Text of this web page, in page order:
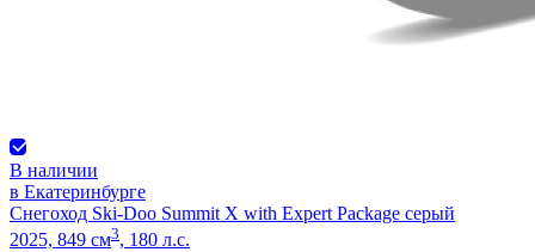
В наличии
в Екатеринбурге
Снегоход Ski-Doo Summit X with Expert Package серый
2025, 849 см3, 180 л.с.